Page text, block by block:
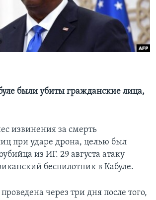
были убиты гражданские лица,
извинения за смерть
при ударе дрона, целью был
из ИГ. 29 августа атаку
беспилотник в Кабуле.
через три дня после того,